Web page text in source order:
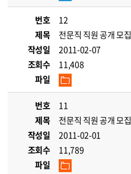
번호
12
제목
전문직 직원 공개 모집
작성일
2011-02-07
조회수
11,408
파일
번호
11
제목
전문직 직원 공개 모집
작성일
2011-02-01
조회수
11,789
파일